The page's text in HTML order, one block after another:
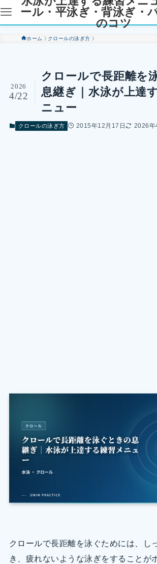
ール・平泳ぎ・背泳ぎ・
のコツ
ホーム クロールの泳ぎ方
クロールで長距離を
息継ぎ｜水泳が上達
ニュー
2026
4/22
クロールの泳ぎ方 2015年12月17日 2026年
クロールで長距離を泳ぐためには、し
き、疲れないような泳ぎをすることが